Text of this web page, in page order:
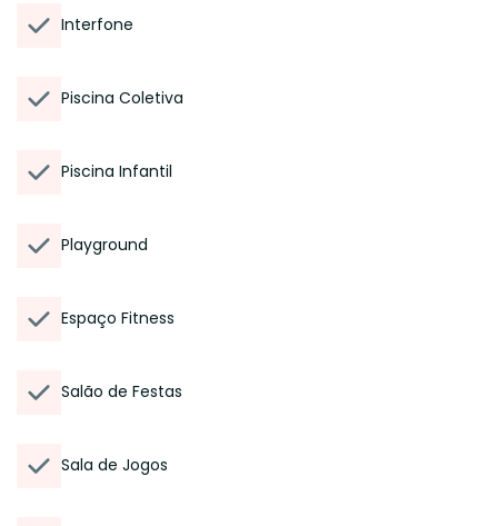
Interfone
Piscina Coletiva
Piscina Infantil
Playground
Espaço Fitness
Salão de Festas
Sala de Jogos